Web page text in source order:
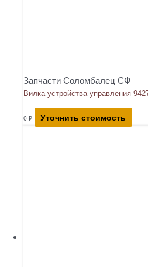
Запчасти Соломбалец СФ
Вилка устройства управления
0 ₽ Уточнить стоимость